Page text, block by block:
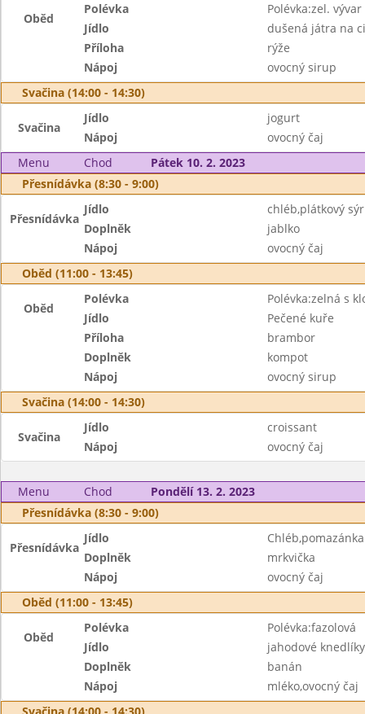
Oběd
Polévka
Polévka:zel.
Jídlo
dušená játra na
Příloha
rýže
Nápoj
ovocný sirup
Svačina (14:00 - 14:30)
Svačina
Jídlo
jogurt
Nápoj
ovocný čaj
Menu
Chod
Pátek 10. 2. 2023
Přesnídávka (8:30 - 9:00)
Přesnídávka
Jídlo
chléb,plátkový sýr
Doplněk
jablko
Nápoj
ovocný čaj
Oběd (11:00 - 13:45)
Oběd
Polévka
Polévka:zelná s
Jídlo
Pečené kuře
Příloha
brambor
Doplněk
kompot
Nápoj
ovocný sirup
Svačina (14:00 - 14:30)
Svačina
Jídlo
croissant
Nápoj
ovocný čaj
Menu Chod
Pondělí 13. 2. 2023
Přesnídávka (8:30 - 9:00)
Přesnídávka
Jídlo
Doplněk
mrkvička
Nápoj
ovocný čaj
Oběd (11:00 - 13:45)
Oběd
Polévka
Polévka:fazolová
Jídlo
jahodové knedlíky
Doplněk
banán
Nápoj
mléko,ovocný čaj